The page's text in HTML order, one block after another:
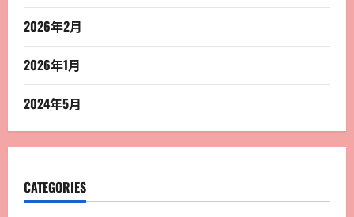
2026年2月
2026年1月
2024年5月
CATEGORIES